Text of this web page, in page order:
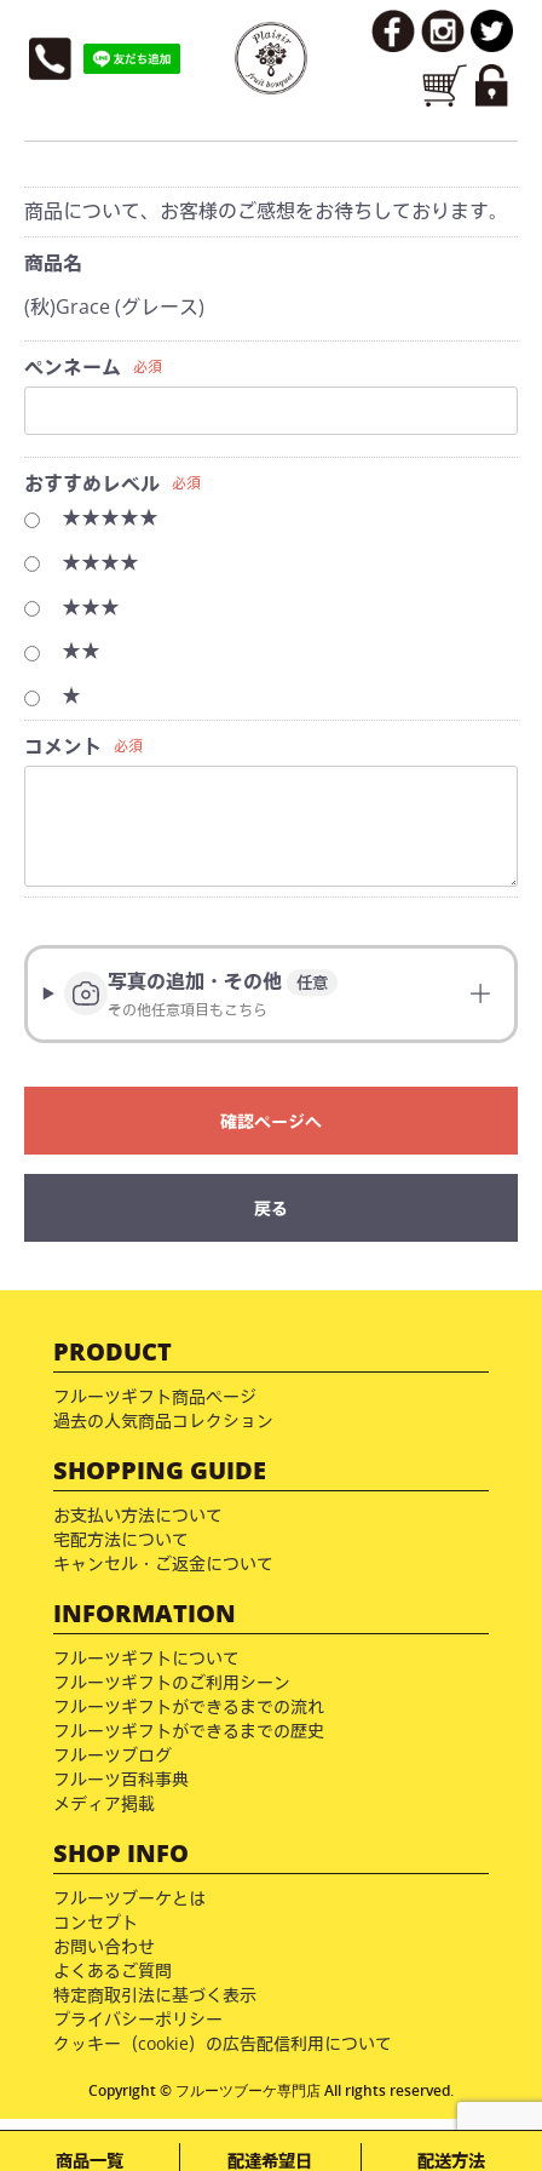
商品について、お客様のご感想をお待ちしております。
商品名
(秋)Grace (グレース)
ペンネーム 必須
おすすめレベル 必須
★★★★★
★★★★
★★★
★★
★
コメント
必須
写真の追加・その他 任意
その他任意項目もこちら
確認ページへ
戻る
PRODUCT
フルーツギフト商品ページ
過去の人気商品コレクション
SHOPPING GUIDE
お支払い方法について
宅配方法について
キャンセル・ご返金について
INFORMATION
フルーツギフトについて
フルーツギフトのご利用シーン
フルーツギフトができるまでの流れ
フルーツギフトができるまでの歴史
フルーツブログ
フルーツ百科事典
メディア掲載
SHOP INFO
フルーツブーケとは
コンセプト
お問い合わせ
よくあるご質問
特定商取引法に基づく表示
プライバシーポリシー
クッキー（cookie）の広告配信利用について
Copyright © フルーツブーケ専門店 All rights reserved.
商品一覧 配達希望日 配送方法